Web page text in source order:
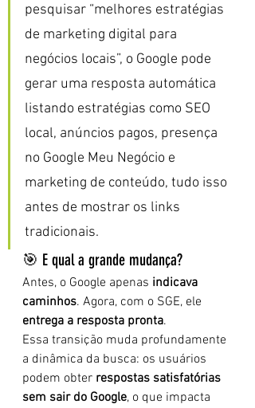
pesquisar “melhores estratégias
de marketing digital para
negócios locais”, o Google pode
gerar uma resposta automática
listando estratégias como SEO
local, anúncios pagos, presença
no Google Meu Negócio e
marketing de conteúdo, tudo isso
antes de mostrar os links
tradicionais.
🎯 E qual a grande mudança?
Antes, o Google apenas indicava
caminhos. Agora, com o SGE, ele
entrega a resposta pronta.
Essa transição muda profundamente
a dinâmica da busca: os usuários
podem obter respostas satisfatórias
sem sair do Google, o que impacta